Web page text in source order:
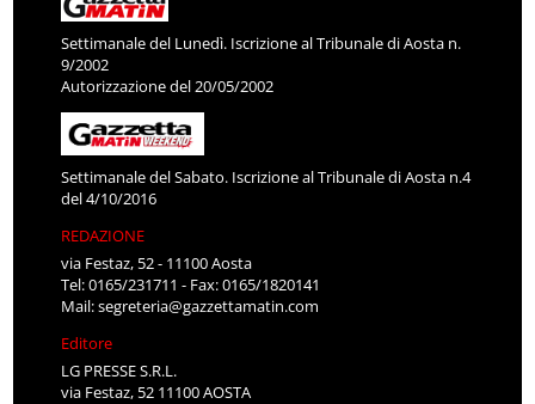
Settimanale del Lunedì. Iscrizione al Tribunale di Aosta n.
9/2002
Autorizzazione del 20/05/2002
Settimanale del Sabato. Iscrizione al Tribunale di Aosta n.4
del 4/10/2016
REDAZIONE
via Festaz, 52 - 11100 Aosta
Tel: 0165/231711 - Fax: 0165/1820141
Mail:segreteria@gazzettamatin.com
Editore
LG PRESSE S.R.L.
via Festaz, 52 11100 AOSTA